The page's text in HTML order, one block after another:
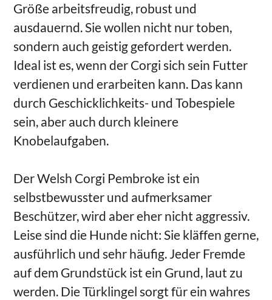
Größe arbeitsfreudig, robust und
ausdauernd. Sie wollen nicht nur toben,
sondern auch geistig gefordert werden.
Ideal ist es, wenn der Corgi sich sein Futter
verdienen und erarbeiten kann. Das kann
durch Geschicklichkeits- und Tobespiele
sein, aber auch durch kleinere
Knobelaufgaben.
Der Welsh Corgi Pembroke ist ein
selbstbewusster und aufmerksamer
Beschützer, wird aber eher nicht aggressiv.
Leise sind die Hunde nicht: Sie kläffen gerne,
ausführlich und sehr häufig. Jeder Fremde
auf dem Grundstück ist ein Grund, laut zu
werden. Die Türklingel sorgt für ein wahres